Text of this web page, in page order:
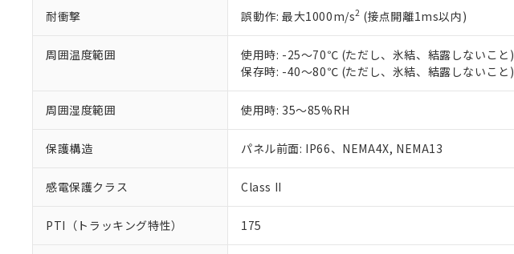
耐衝撃 誤動作: 最大1000m/s2 (接点開離1ms以内)
周囲温度範囲
使用時: -25～70℃ (ただし、氷結、結露しないこと)
保存時: -40～80℃ (ただし、氷結、結露しないこと)
周囲湿度範囲 使用時: 35～85%RH
保護構造 パネル前面: IP66、NEMA4X, NEMA13
感電保護クラス Class II
PTI（トラッキング特性） 175
り割愛しております。